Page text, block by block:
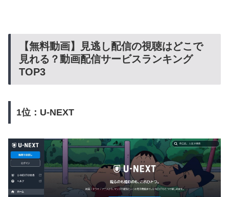
【無料動画】見逃し配信の視聴はどこで
見れる？動画配信サービスランキング
TOP3
1位：U-NEXT